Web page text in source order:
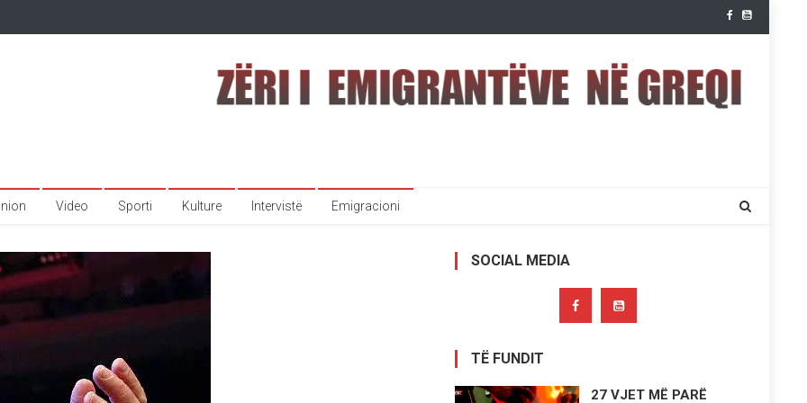
Video Sporti Kulture Intervistë Emigracioni
SOCIAL MEDIA
TË FUNDIT
27 VJET MË PARË